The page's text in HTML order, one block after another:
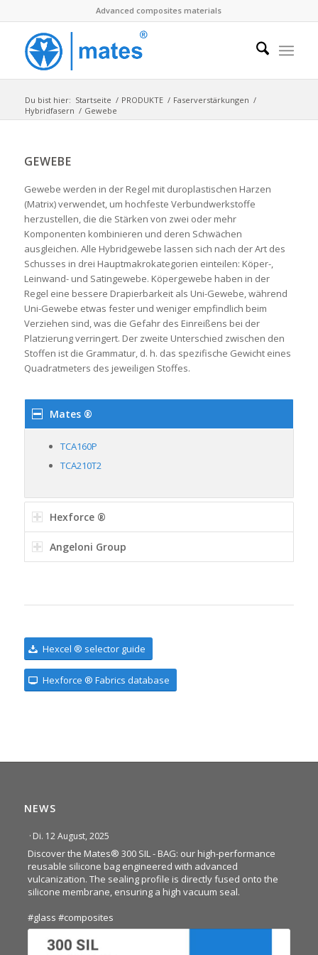
Advanced composites materials
Du bist hier: Startseite / PRODUKTE / Faserverstärkungen /
Hybridfasern / Gewebe
GEWEBE
Gewebe werden in der Regel mit duroplastischen Harzen
(Matrix) verwendet, um hochfeste Verbundwerkstoffe
herzustellen, die die Stärken von zwei oder mehr
Komponenten kombinieren und deren Schwächen
ausgleichen. Alle Hybridgewebe lassen sich nach der Art des
Schusses in drei Hauptmakrokategorien einteilen: Köper-,
Leinwand- und Satingewebe. Köpergewebe haben in der
Regel eine bessere Drapierbarkeit als Uni-Gewebe, während
Uni-Gewebe etwas fester und weniger empfindlich beim
Verziehen sind, was die Gefahr des Einreißens bei der
Platzierung verringert. Der zweite Unterschied zwischen den
Stoffen ist die Grammatur, d. h. das spezifische Gewicht eines
Quadratmeters des jeweiligen Stoffes.
Mates ®
TCA160P
TCA210T2
Hexforce ®
Angeloni Group
Hexcel ® selector guide
Hexforce ® Fabrics database
NEWS
· Di. 12 August, 2025
Discover the Mates® 300 SIL - BAG: our high-performance
reusable silicone bag engineered with advanced
vulcanization. The sealing profile is directly fused onto the
silicone membrane, ensuring a high vacuum seal.
#glass #composites